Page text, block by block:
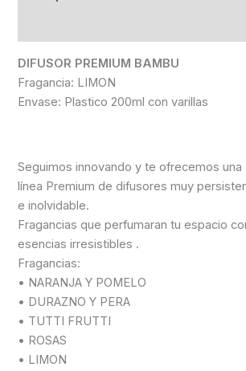
DIFUSOR PREMIUM BAMBU
Fragancia: LIMON
Envase: Plastico 200ml con varillas
Seguimos innovando y te ofrecemos una
línea Premium de difusores muy
e inolvidable.
Fragancias que perfumaran tu espacio
esencias irresistibles .
Fragancias:
• NARANJA Y POMELO
• DURAZNO Y PERA
• TUTTI FRUTTI
• ROSAS
• LIMON